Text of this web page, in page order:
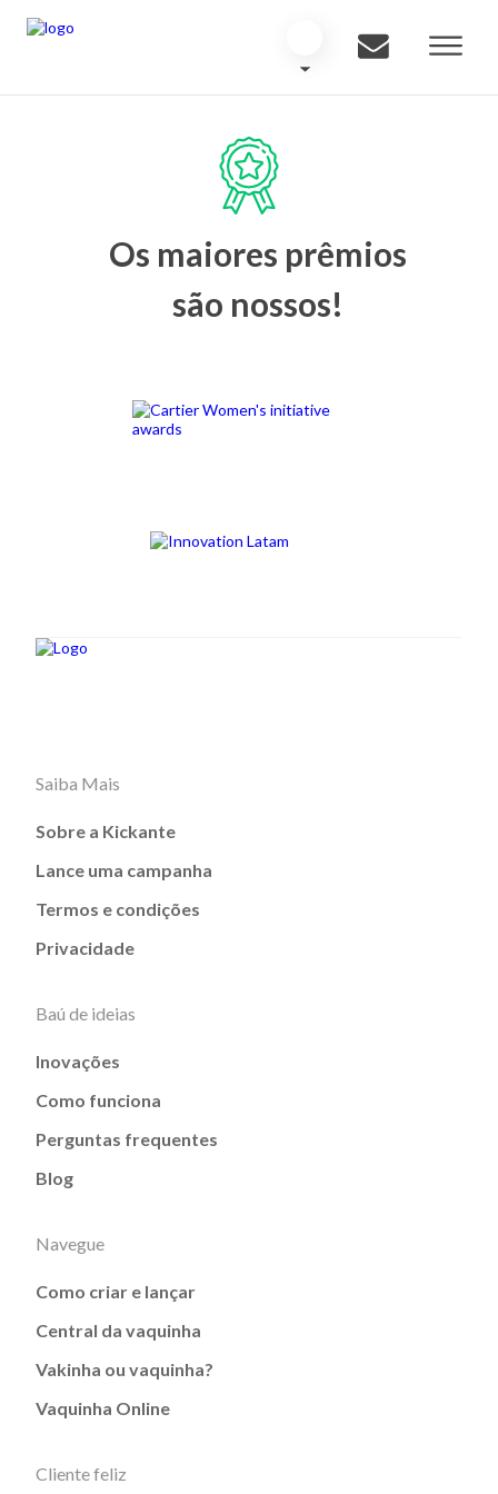
Os maiores prêmios
são nossos!
Saiba Mais
Sobre a Kickante
Lance uma campanha
Termos e condições
Privacidade
Baú de ideias
Inovações
Como funciona
Perguntas frequentes
Blog
Navegue
Como criar e lançar
Central da vaquinha
Vakinha ou vaquinha?
Vaquinha Online
Cliente feliz